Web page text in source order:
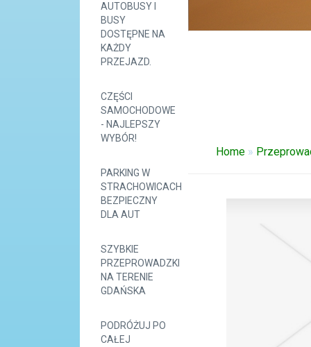
AUTOBUSY I
BUSY
DOSTĘPNE NA
KAŻDY
PRZEJAZD.
CZĘŚCI
SAMOCHODOWE
- NAJLEPSZY
WYBÓR!
PARKING W
STRACHOWICACH
BEZPIECZNY
DLA AUT
SZYBKIE
PRZEPROWADZKI
NA TERENIE
GDAŃSKA
PODRÓŻUJ PO
CAŁEJ
Home »